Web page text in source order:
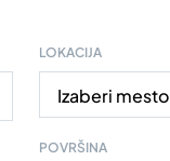
LOKACIJA
Izaberi mesto
POVRŠINA